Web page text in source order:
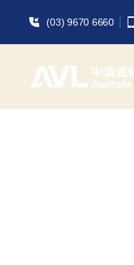
(03) 9670 6660